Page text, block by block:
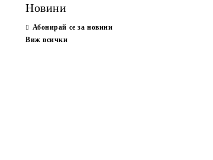
Новини
Абонирай се за новини
Виж всички